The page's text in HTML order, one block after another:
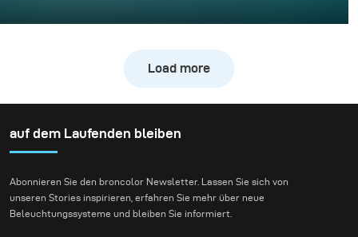
bewusst mit dieser Tradition brechen und eine
Load more
auf dem Laufenden bleiben
Abonnieren Sie den broncolor Newsletter. Lassen Sie sich von
unseren Stories inspirieren, erfahren Sie mehr über neue
Beleuchtungssysteme und bleiben Sie informiert.